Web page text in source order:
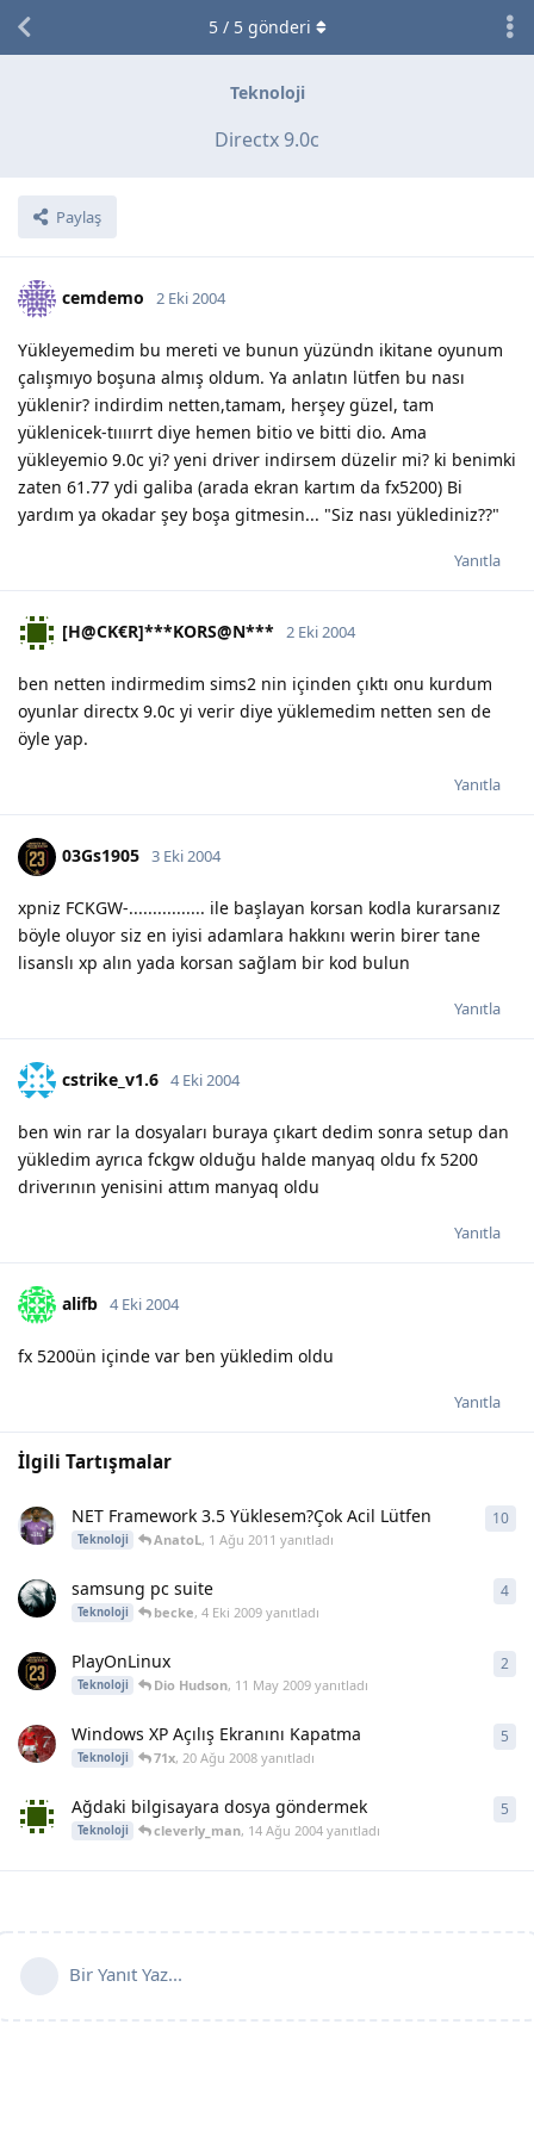
Teknoloji
Directx 9.0c
Paylaş
5/ 5gönderi
cemdemo 2 Eki 2004
Yükleyemedim bu mereti ve bunun yüzündn ikitane oyunum
çalışmıyo boşuna almış oldum. Ya anlatın lütfen bu nası
yüklenir? indirdim netten,tamam, herşey güzel, tam
yüklenicek-tıııırrt diye hemen bitio ve bitti dio. Ama
yükleyemio 9.0c yi? yeni driver indirsem düzelir mi? ki benimki
zaten 61.77 ydi galiba (arada ekran kartım da fx5200) Bi
yardım ya okadar şey boşa gitmesin... "Siz nası yüklediniz??"
Yanıtla
[H@CK€R]***KORS@N*** 2 Eki 2004
ben netten indirmedim sims2 nin içinden çıktı onu kurdum
oyunlar directx 9.0c yi verir diye yüklemedim netten sen de
öyle yap.
Yanıtla
03Gs1905 3 Eki 2004
xpniz FCKGW-................ ile başlayan korsan kodla kurarsanız
böyle oluyor siz en iyisi adamlara hakkını werin birer tane
lisanslı xp alın yada korsan sağlam bir kod bulun
Yanıtla
cstrike_v1.6 4 Eki 2004
ben win rar la dosyaları buraya çıkart dedim sonra setup dan
yükledim ayrıca fckgw olduğu halde manyaq oldu fx 5200
driverının yenisini attım manyaq oldu
Yanıtla
alifb 4 Eki 2004
fx 5200ün içinde var ben yükledim oldu
Yanıtla
İlgili Tartışmalar
NET Framework 3.5 Yüklesem?Çok Acil Lütfen
Teknoloji AnatoL, 1 Ağu 2011 yanıtladı
10
samsung pc suite
Teknoloji becke,4 Eki 2009 yanıtladı
4
PlayOnLinux
Teknoloji Dio Hudson, 11 May 2009 yanıtladı
2
Windows XP Açılış Ekranını Kapatma
Teknoloji 71x,20 Ağu 2008 yanıtladı
5
Ağdaki bilgisayara dosya göndermek
Teknoloji cleverly_man, 14 Ağu 2004 yanıtladı
5
Bir Yanıt Yaz...